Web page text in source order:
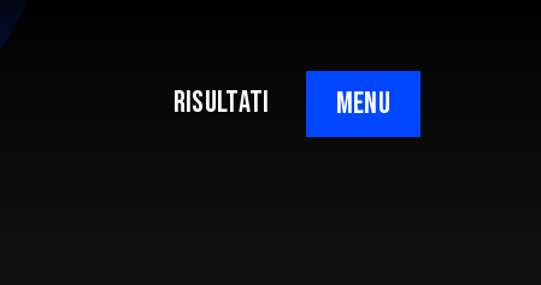
RISULTATI MENU